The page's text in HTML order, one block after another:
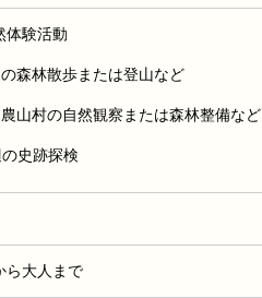
体験活動
森林散歩または登山など
山村の自然観察または森林整備など
史跡探検
ら大人まで